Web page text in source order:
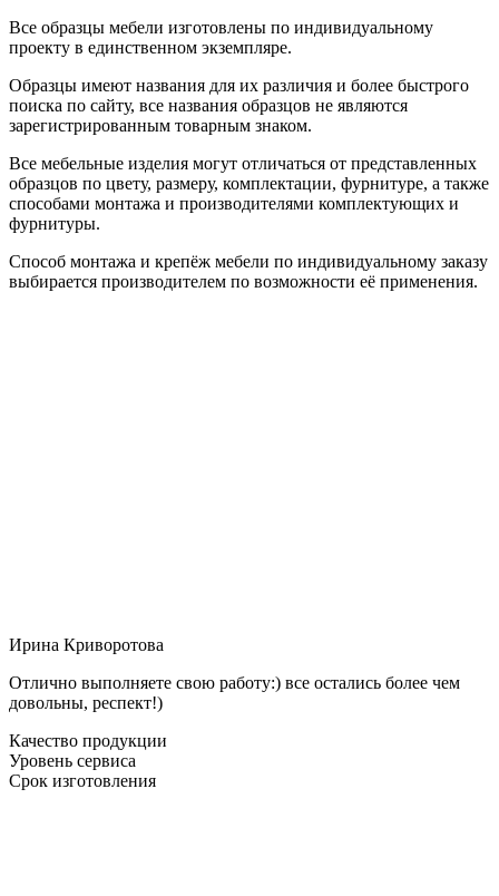
Все образцы мебели изготовлены по индивидуальному
проекту в единственном экземпляре.
Образцы имеют названия для их различия и более быстрого
поиска по сайту, все названия образцов не являются
зарегистрированным товарным знаком.
Все мебельные изделия могут отличаться от представленных
образцов по цвету, размеру, комплектации, фурнитуре, а также
способами монтажа и производителями комплектующих и
фурнитуры.
Способ монтажа и крепёж мебели по индивидуальному заказу
выбирается производителем по возможности её применения.
Ирина Криворотова
Отлично выполняете свою работу:) все остались более чем
довольны, респект!)
Качество продукции
Уровень сервиса
Срок изготовления